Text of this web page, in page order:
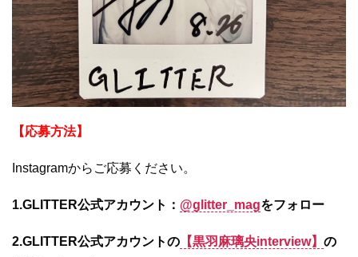
【応募方法】
Instagramからご応募ください。
1.GLITTER公式アカウント： @glitter_magをフォロー
2.GLITTER公式アカウントの 【黒羽麻璃央interview】 の